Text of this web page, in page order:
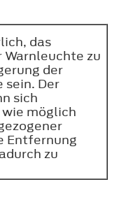
das
zu
der
sein. Der
sich
möglich
Entfernung
zu